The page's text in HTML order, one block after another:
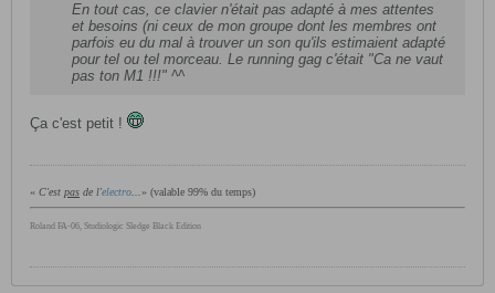
En tout cas, ce clavier n'était pas adapté à mes attentes
et besoins (ni ceux de mon groupe dont les membres ont
parfois eu du mal à trouver un son qu'ils estimaient adapté
pour tel ou tel morceau. Le running gag c'était "Ca ne vaut
pas ton M1 !!!" ^^
Ça c'est petit !
« C'est pas de l'electro » (valable 99% du temps)
Roland FA-06, Studiologic Sledge Black Edition